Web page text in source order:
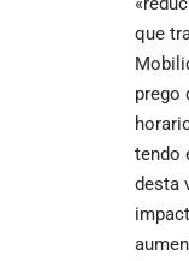
que
prego
tendo
desta